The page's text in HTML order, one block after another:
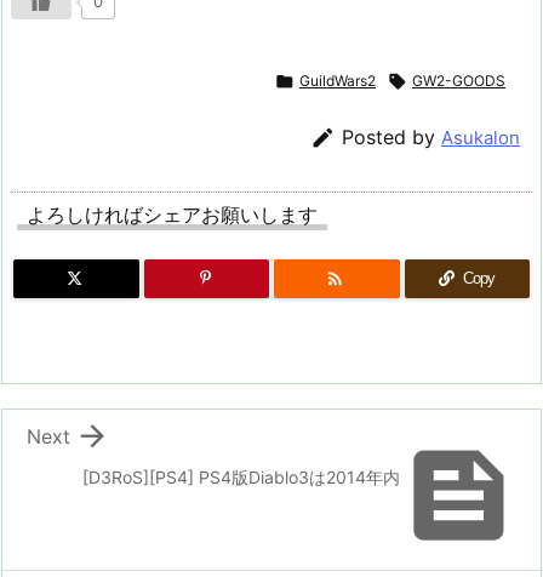
 GuildWars2  GW2-GOODS
 Posted by Asukalon
よろしければシェアお願いします
 Copy

[D3RoS][PS4] PS4版Diablo3は2014年内

Next